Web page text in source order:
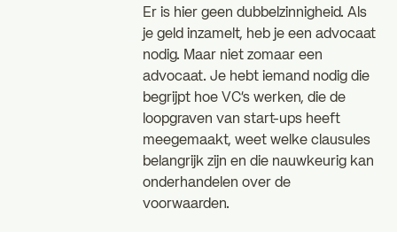
Er is hier geen dubbelzinnigheid. Als
je geld inzamelt, heb je een advocaat
nodig. Maar niet zomaar een
advocaat. Je hebt iemand nodig die
begrijpt hoe VC's werken, die de
loopgraven van start-ups heeft
meegemaakt, weet welke clausules
belangrijk zijn en die nauwkeurig kan
onderhandelen over de
voorwaarden.